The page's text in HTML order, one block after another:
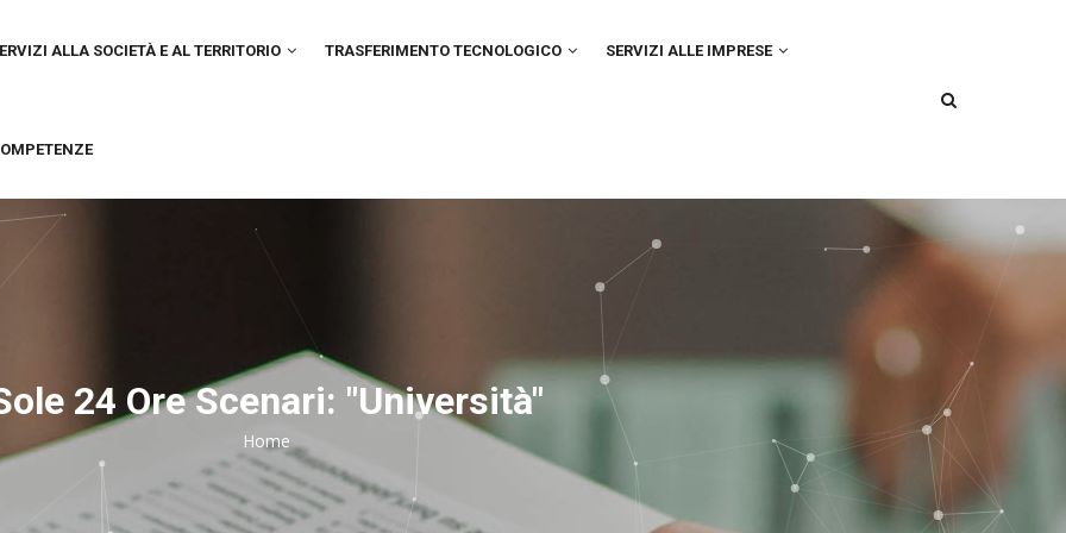
ALLA SOCIETÀ E AL TERRITORIO TRASFERIMENTO TECNOLOGICO SERVIZI ALLE IMPRESE
24 Ore Scenari: "Università"
Breadcrumb
Home